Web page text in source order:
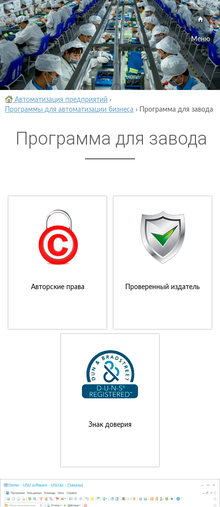
Меню
Автоматизация предприятий ›
Программы для автоматизации бизнеса › Программа для завода
Программа для завода
Авторские права Проверенный издатель
Знак доверия